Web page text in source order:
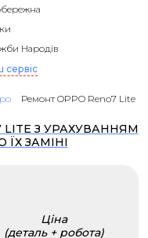
Народів
Ремонт OPPO Reno7 Lite
LITE З УРАХУВАННЯМ
ЇХ ЗАМІНІ
Ціна
(деталь + робота)